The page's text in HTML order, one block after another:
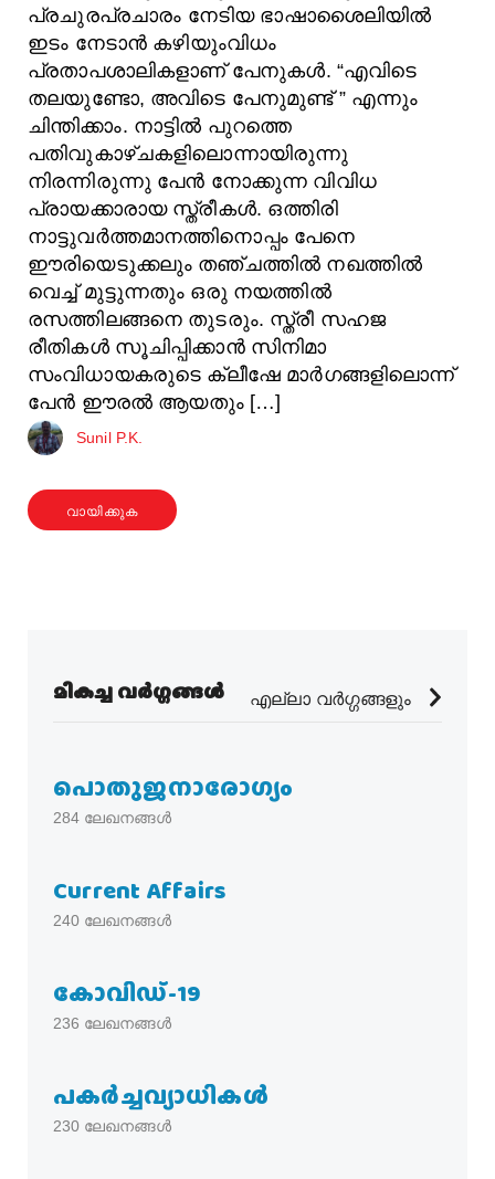
പ്രചുരപ്രചാരം നേടിയ ഭാഷാശൈലിയിൽ
ഇടം നേടാൻ കഴിയുംവിധം
പ്രതാപശാലികളാണ് പേനുകൾ. “എവിടെ
തലയുണ്ടോ, അവിടെ പേനുമുണ്ട് ” എന്നും
ചിന്തിക്കാം. നാട്ടിൽ പുറത്തെ
പതിവുകാഴ്ചകളിലൊന്നായിരുന്നു
നിരന്നിരുന്നു പേൻ നോക്കുന്ന വിവിധ
പ്രായക്കാരായ സ്ത്രീകൾ. ഒത്തിരി
നാട്ടുവർത്തമാനത്തിനൊപ്പം പേനെ
ഈരിയെടുക്കലും തഞ്ചത്തിൽ നഖത്തിൽ
വെച്ച് മുട്ടുന്നതും ഒരു നയത്തിൽ
രസത്തിലങ്ങനെ തുടരും. സ്ത്രീ സഹജ
രീതികൾ സൂചിപ്പിക്കാൻ സിനിമാ
സംവിധായകരുടെ ക്ലീഷേ മാർഗങ്ങളിലൊന്ന്
പേൻ ഈരൽ ആയതും […]
Sunil P.K.
വായിക്കുക
മികച്ച വർഗ്ഗങ്ങൾ എല്ലാ വർഗ്ഗങ്ങളും
പൊതുജനാരോഗ്യം
284 ലേഖനങ്ങൾ
Current Affairs
240 ലേഖനങ്ങൾ
കോവിഡ്-19
236 ലേഖനങ്ങൾ
പകര്‍ച്ചവ്യാധികള്‍
230 ലേഖനങ്ങൾ